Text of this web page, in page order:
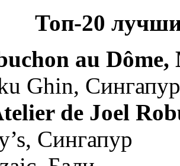
Топ-20
au Dôme,
Ghin, Cингапур
de Joel
Сингапур